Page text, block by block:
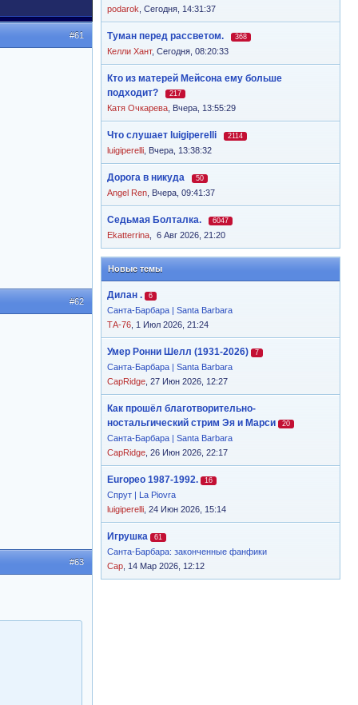
podarok Сегодня, 14:31:37
Туман перед рассветом. 368
Келли Хант, Сегодня, 08:20:33
Кто из матерей Мейсона ему больше
подходит?
217
Катя Очкарева Вчера, 13:55:29
Что слушает luigiperelli 2114
luigiperelli Вчера, 13:38:32
Дорога в никуда 50
Angel Ren Вчера, 09:41:37
Седьмая Болталка. 6047
Ekatterrina 6 Авг 2026, 21:20
Новые темы
Дилан . 6
Санта-Барбара | Santa Barbara
ТА-76 , 1 Июл 2026, 21:24
Умер Ронни Шелл (1931-2026) 7
Санта-Барбара | Santa Barbara
CapRidge , 27 Июн 2026, 12:27
Как прошёл благотворительно-
ностальгический стрим Эя и Марси
20
Санта-Барбара | Santa Barbara
CapRidge , 26 Июн 2026, 22:17
Europeo 1987-1992. 16
Спрут | La Piovra
luigiperelli , 24 Июн 2026, 15:14
Игрушка 61
Санта-Барбара: законченные фанфики
Cap , 14 Мар 2026, 12:12
#61
#62
#63